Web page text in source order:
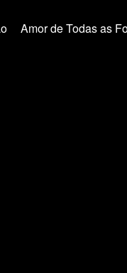
Amor de Todas as